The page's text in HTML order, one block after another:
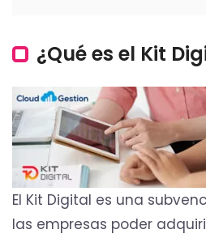
¿Qué es el Kit
El Kit Digital es una
las empresas poder